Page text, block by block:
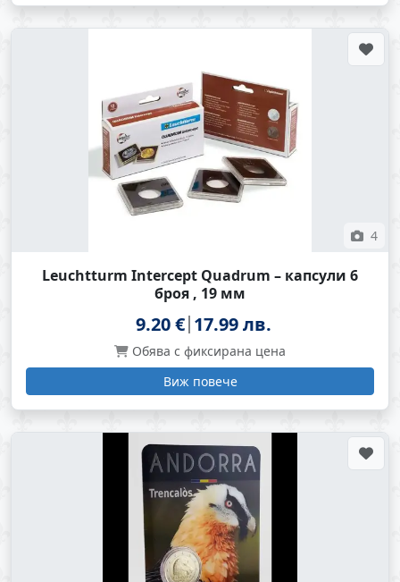
4
Leuchtturm Intercept Quadrum – капсули 6
броя , 19 мм
9.20 € 17.99 лв.
Обява с фиксирана цена
Виж повече